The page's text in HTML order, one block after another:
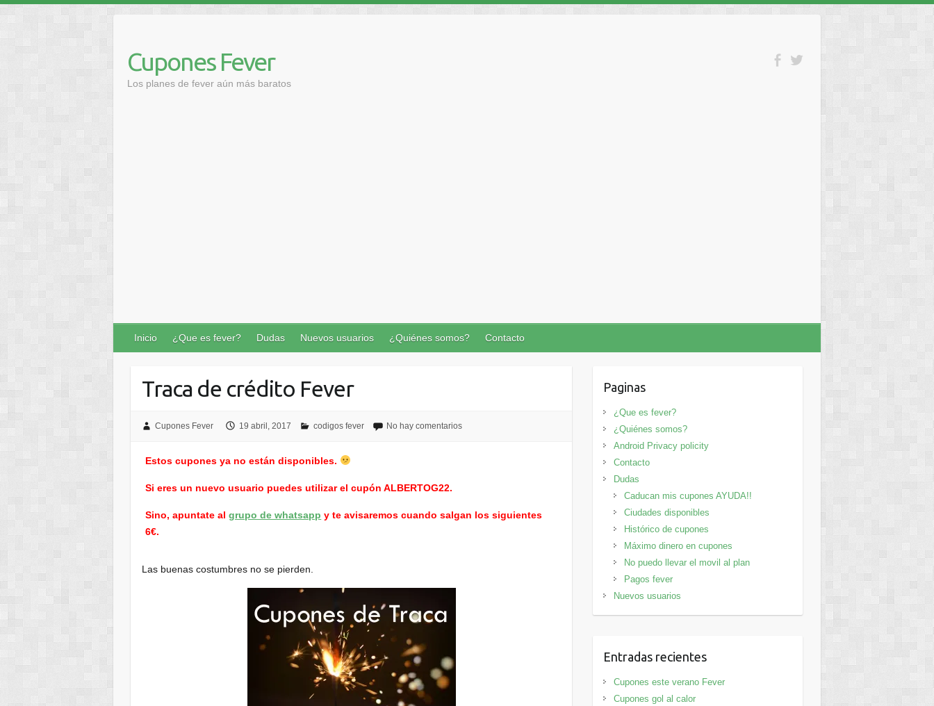
contenido
Cupones Fever
Los planes de fever aún más baratos
Inicio ¿Que es fever? Dudas Nuevos usuarios ¿Quiénes somos? Contacto
Traca de crédito Fever
Cupones Fever 19 abril, 2017 codigos fever No hay comentarios
Estos cupones ya no están disponibles.
Si eres un nuevo usuario puedes utilizar el cupón ALBERTOG22.
Sino, apuntate algrupo de whatsapp y te avisaremos cuando salgan los siguientes
6€.
Las buenas costumbres no se pierden.
Paginas
¿Que es fever?
¿Quiénes somos?
Android Privacy policity
Contacto
Dudas
Caducan mis cupones AYUDA!!
Ciudades disponibles
Histórico de cupones
Máximo dinero en cupones
No puedo llevar el movil al plan
Pagos fever
Nuevos usuarios
Entradas recientes
Cupones este verano Fever
Cupones gol al calor